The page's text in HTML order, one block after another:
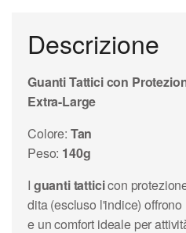
Descrizione
Guanti Tattici con
Extra-Large
Colore: Tan
Peso: 140g
I guanti tatticicon
dita (escluso l'indice)
e un comfort ideale per